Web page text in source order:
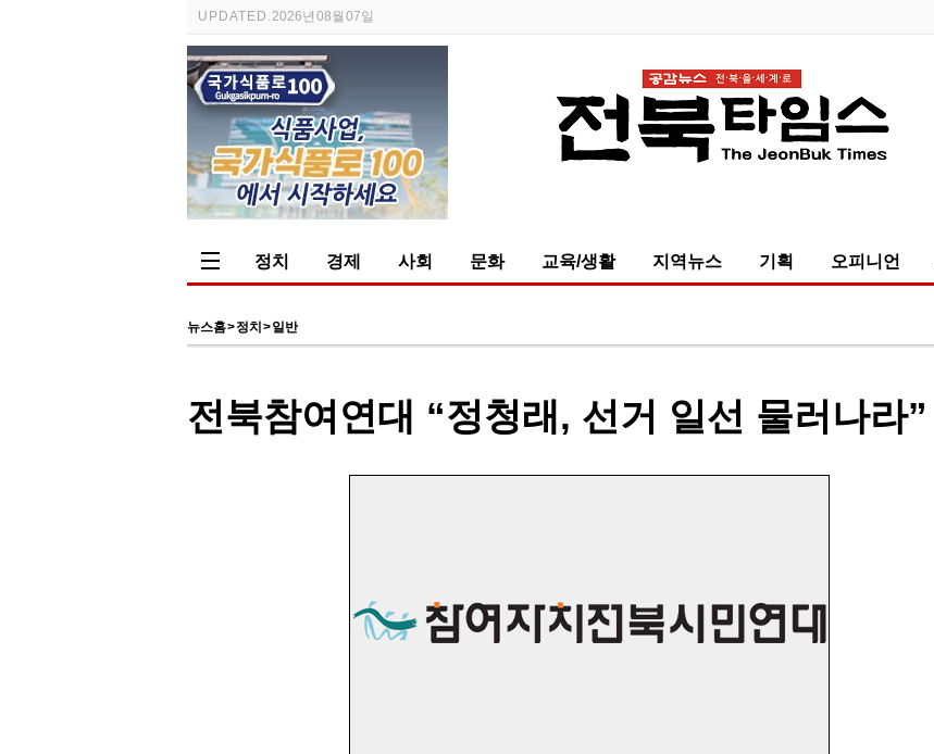
UPDATED.2026년 08월 07일
정치 경제 사회 문화 교육/생활 지역뉴스 기획 오피니언
뉴스홈>정치 >일반
전북참여연대 “정청래, 선거 일선 물러나라”